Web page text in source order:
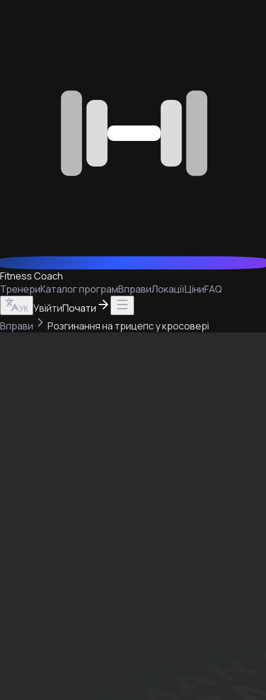
Fitness Coach
ТренериКаталог програмВправиЛокаціїЦіниFAQ
УК УвійтиПочати
Вправи
Розгинання на трицепс у кросовері